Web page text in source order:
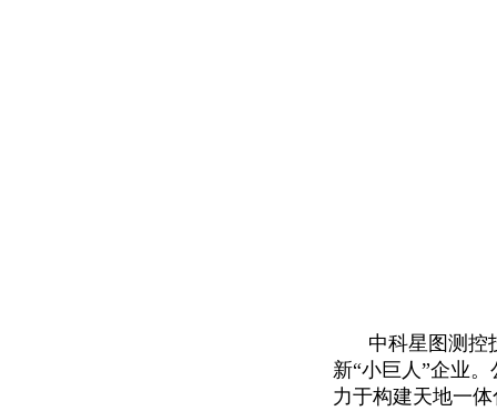
中科星图测控
新“小巨人”企业
力于构建天地一